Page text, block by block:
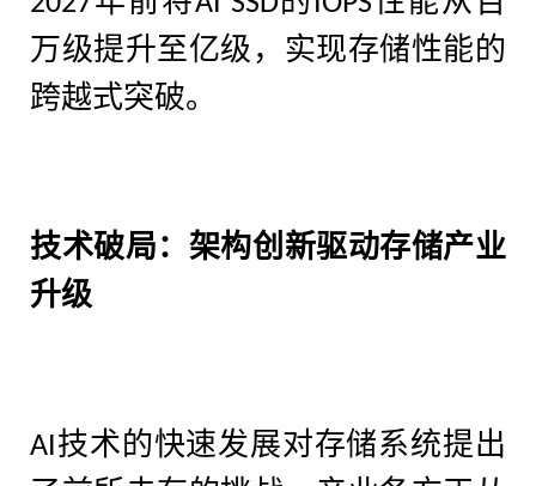
万级提升至亿级，实现存储性能的
跨越式突破。
技术破局：架构创新驱动存储产业
升级
AI技术的快速发展对存储系统提出